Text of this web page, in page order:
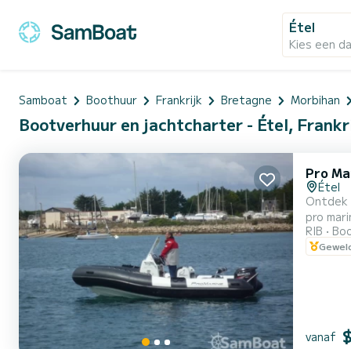
Étel
Kies een
Samboat Boothuur Frankrijk Bretagne Morbihan
Bootverhuur en jachtcharter - Étel,
Pro
Étel
Ontdek
pro
RIB
vanaf